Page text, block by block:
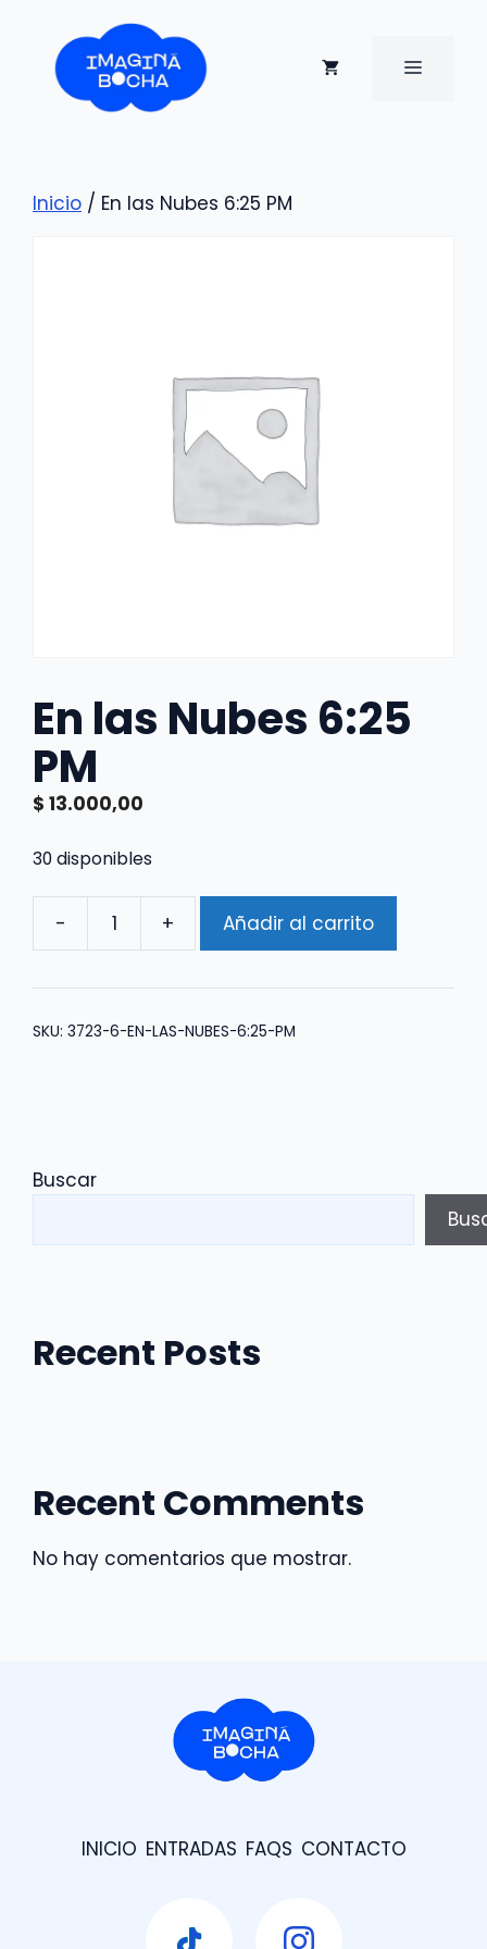
contenido
MENÚ
Inicio / En las Nubes 6:25 PM
En las Nubes 6:25
PM
$ 13.000,00
30 disponibles
-
Nubes
PM
+ Añadir al carrito
SKU: 3723-6-EN-LAS-NUBES-6:25-PM
Buscar
Recent Posts
Recent Comments
No hay comentarios que mostrar.
INICIO ENTRADAS FAQS CONTACTO